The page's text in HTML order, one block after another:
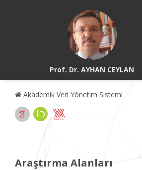
Prof. Dr. AYHAN CEYLAN
Akademik Veri Yönetim Sistemi
Araştırma Alanları